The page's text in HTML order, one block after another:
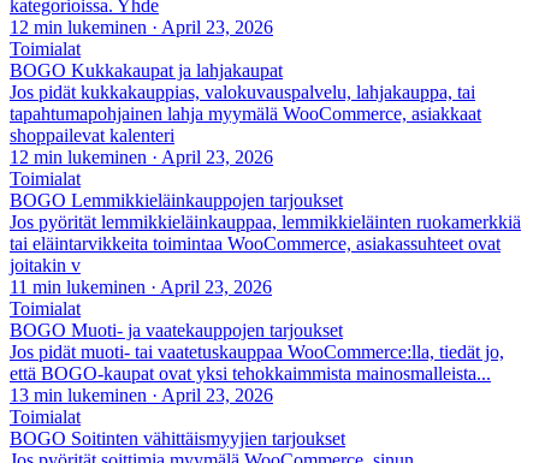
kategorioissa. Yhde
12 min lukeminen · April 23, 2026
Toimialat
BOGO Kukkakaupat ja lahjakaupat
Jos pidät kukkakauppias, valokuvauspalvelu, lahjakauppa, tai
tapahtumapohjainen lahja myymälä WooCommerce, asiakkaat
shoppailevat kalenteri
12 min lukeminen · April 23, 2026
Toimialat
BOGO Lemmikkieläinkauppojen tarjoukset
Jos pyörität lemmikkieläinkauppaa, lemmikkieläinten ruokamerkkiä
tai eläintarvikkeita toimintaa WooCommerce, asiakassuhteet ovat
joitakin v
11 min lukeminen · April 23, 2026
Toimialat
BOGO Muoti- ja vaatekauppojen tarjoukset
Jos pidät muoti- tai vaatetuskauppaa WooCommerce:lla, tiedät jo,
että BOGO-kaupat ovat yksi tehokkaimmista mainosmalleista...
13 min lukeminen · April 23, 2026
Toimialat
BOGO Soitinten vähittäismyyjien tarjoukset